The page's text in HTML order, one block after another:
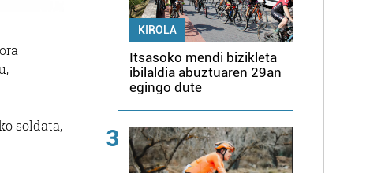
soldata,
KIROLA
Itsasoko mendi bizikleta
ibilaldia abuztuaren 29an
egingo dute
3